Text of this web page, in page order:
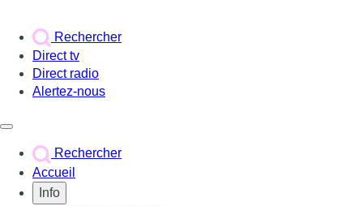
Rechercher
Direct tv
Direct radio
Alertez-nous
Rechercher
Accueil
Info